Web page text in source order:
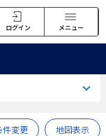
ログイン メニュー
件変更 地図表示